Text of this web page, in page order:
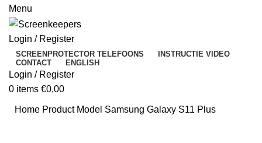
Menu
Login / Register
SCREENPROTECTOR TELEFOONS
INSTRUCTIE VIDEO
CONTACT
ENGLISH
Login / Register
0 items €0,00
Home Product Model Samsung Galaxy S11 Plus